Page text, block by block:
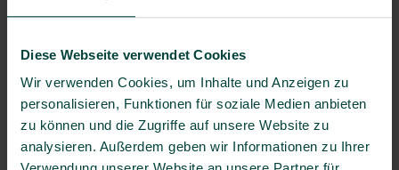
Diese Webseite verwendet Cookies
Wir verwenden Cookies, um Inhalte und Anzeigen zu
personalisieren, Funktionen für soziale Medien anbieten
zu können und die Zugriffe auf unsere Website zu
analysieren. Außerdem geben wir Informationen zu Ihrer
Person hinzufügen
Adresse